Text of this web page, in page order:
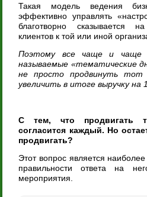
Такая модель ведения
эффективно управлять
благотворно сказывается
клиентов к той или иной
Поэтому все чаще и чаще
называемые «тематические
не просто продвинуть
увеличить в итоге выручку на
С тем, что продвигать
согласится каждый. Но
продвигать?
Этот вопрос является
правильности ответа на
мероприятия.